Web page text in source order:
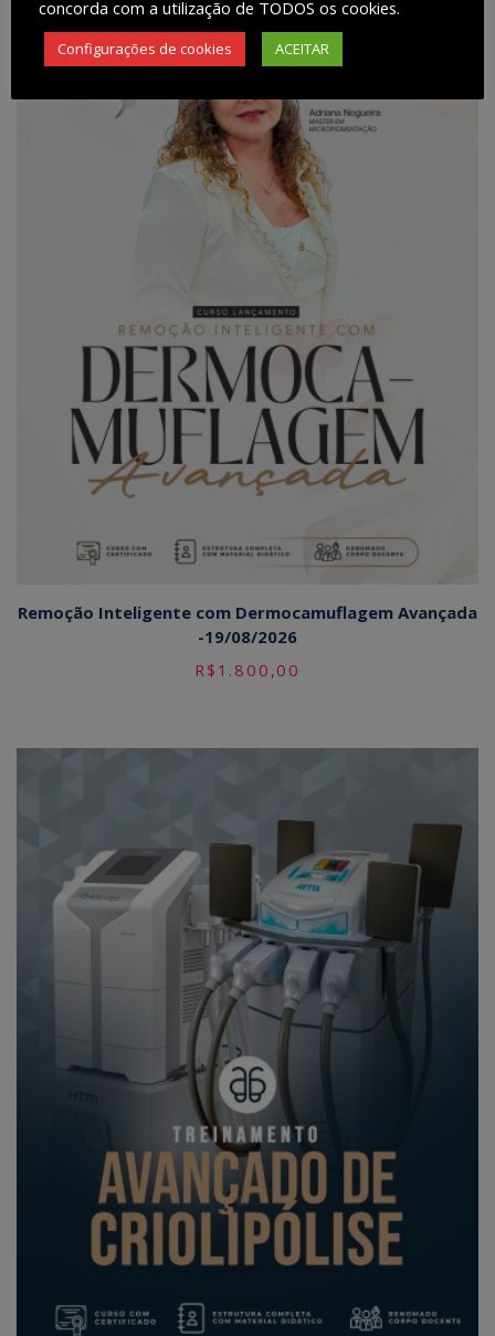
Remoção Inteligente com Dermocamuflagem Avançada
-19/08/2026
R$ 1.800,00
concorda com a utilização de TODOS os cookies.
Configurações de cookies ACEITAR